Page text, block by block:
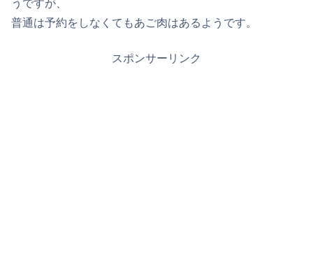
うですが、
普通は予約をしなくてもあご肉はあるようです。
スポンサーリンク